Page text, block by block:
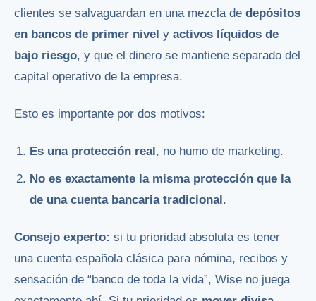
clientes se salvaguardan en una mezcla de depósitos
en bancos de primer nivel y activos líquidos de
bajo riesgo, y que el dinero se mantiene separado del
capital operativo de la empresa.
Esto es importante por dos motivos:
Es una protección real, no humo de marketing.
No es exactamente la misma protección que la
de una cuenta bancaria tradicional .
Consejo experto: si tu prioridad absoluta es tener
una cuenta española clásica para nómina, recibos y
sensación de “banco de toda la vida”, Wise no juega